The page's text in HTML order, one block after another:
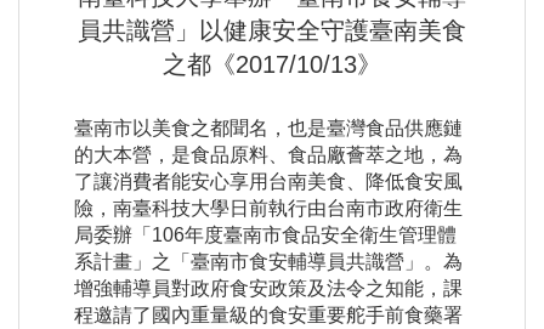
員共識營」以健康安全守護臺南美食
之都《2017/10/13》
臺南市以美食之都聞名，也是臺灣食品供應鏈
的大本營，是食品原料、食品廠薈萃之地，為
了讓消費者能安心享用台南美食、降低食安風
險，南臺科技大學日前執行由台南市政府衛生
局委辦「106年度臺南市食品安全衛生管理體
系計畫」之「臺南市食安輔導員共識營」。為
增強輔導員對政府食安政策及法令之知能，課
程邀請了國內重量級的食安重要舵手前食藥署